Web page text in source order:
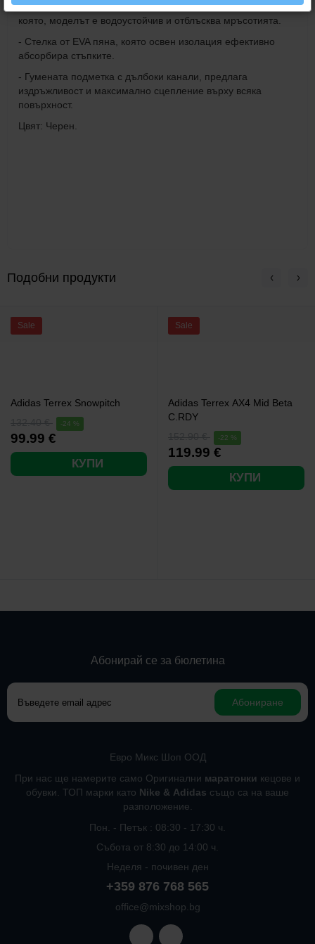
безупречен външен вид на обувките. Благодарение на
която, моделът е водоустойчив и отблъсква мръсотията.
- Стелка от EVA пяна, която освен изолация ефективно
абсорбира стъпките.
- Гумената подметка с дълбоки канали, предлага
издръжливост и максимално сцепление върху всяка
повърхност.
Цвят: Черен.
Подобни продукти
Sale
Adidas Terrex Snowpitch
-24 %
99.99 €
КУПИ
Sale
Adidas Terrex AX4 Mid Beta
C.RDY
-22 %
119.99 €
КУПИ
Абонирай се за бюлетина
Абониране
Евро Микс Шоп ООД
При нас ще намерите само Оригинални маратонки кецове и
обувки. ТОП марки като Nike & Adidas също са на ваше
разположение.
Пон. - Петък : 08:30 - 17:30 ч.
Събота от 8:30 до 14:00 ч.
Неделя - почивен ден
+359 876 768 565
office@mixshop.bg